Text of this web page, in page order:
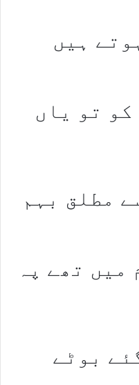
ہیں
تو یاں
مطلق بہم
میں تھے پہ
بوٹے